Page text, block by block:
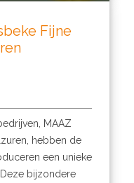
Fijne
MAAZ
hebben de
een unieke
Deze bijzondere